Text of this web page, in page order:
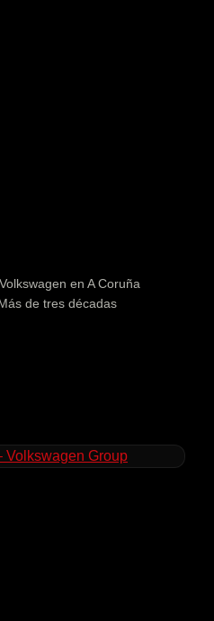
en A Coruña
de tres décadas